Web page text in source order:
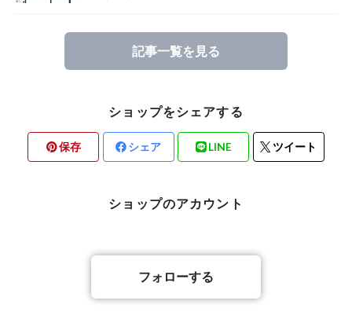
記事一覧を見る
ショップをシェアする
保存 シェア LINE ツイート
ショップのアカウント
フォローする